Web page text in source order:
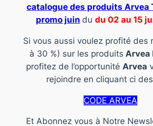
catalogue des produits Arvea
promo juin du du 02 au 15
Si vous aussi voulez profité des
à 30 %) sur les produits Arvea
profitez de l’opportunité Arvea
rejoindre en cliquant ci
CODE ARVEA
Et Abonnez vous à Notre